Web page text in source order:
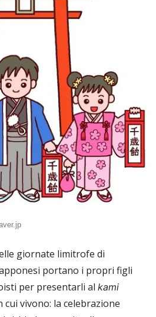
giornate limitrofe di
portano i propri figli
per presentarli al kami
vivono: la celebrazione